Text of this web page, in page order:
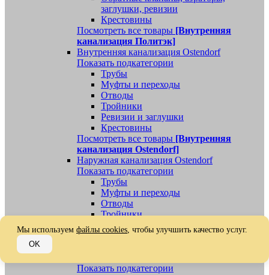
заглушки, ревизии
Крестовины
Посмотреть все товары [Внутренняя
канализация Политэк]
Внутренняя канализация Ostendorf
Показать подкатегории
Трубы
Муфты и переходы
Отводы
Тройники
Ревизии и заглушки
Крестовины
Посмотреть все товары [Внутренняя
канализация Ostendorf]
Наружная канализация Ostendorf
Показать подкатегории
Трубы
Муфты и переходы
Отводы
Тройники
Ревизии, заглушки, обратные клапаны
Посмотреть все товары[Наружная
Показать подкатегории
Мы используем файлы cookies, чтобы улучшить качество услуг.
OK